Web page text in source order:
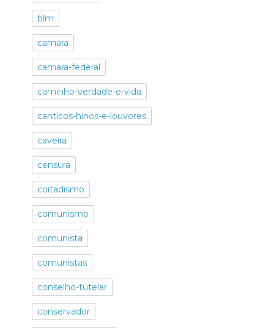
blm
camara
camara-federal
caminho-verdade-e-vida
canticos-hinos-e-louvores
caveira
censura
coitadismo
comunismo
comunista
comunistas
conselho-tutelar
conservador